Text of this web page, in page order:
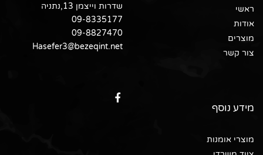
ראשי
אודות
מוצרים
צור קשר
מידע נוסף
מוצרי אומנות
שדרות וייצמן 13,נתניה
09-8335177
09-8827470
Hasefer3@bezeqint.net